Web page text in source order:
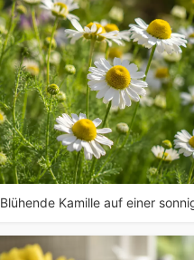
Blühende Kamille auf einer